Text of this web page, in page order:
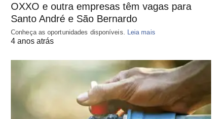
OXXO e outra empresas têm vagas para
Santo André e São Bernardo
Conheça as oportunidades disponíveis. Leia mais
4 anos atrás